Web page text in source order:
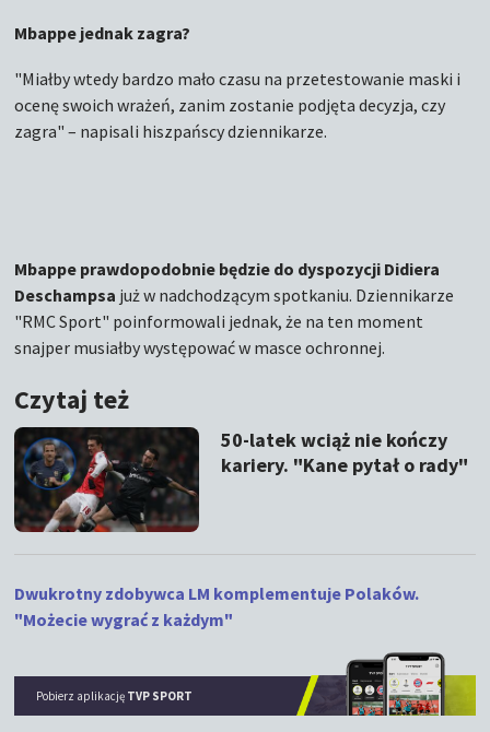
Mbappe jednak zagra?
"Miałby wtedy bardzo mało czasu na przetestowanie maski i
ocenę swoich wrażeń, zanim zostanie podjęta decyzja, czy
zagra" – napisali hiszpańscy dziennikarze.
Mbappe prawdopodobnie będzie do dyspozycji Didiera
Deschampsa już w nadchodzącym spotkaniu. Dziennikarze
"RMC Sport" poinformowali jednak, że na ten moment
snajper musiałby występować w masce ochronnej.
Czytaj też
50-latek wciąż nie kończy
kariery. "Kane pytał o rady"
Dwukrotny zdobywca LM komplementuje Polaków.
"Możecie wygrać z każdym"
Pobierz aplikację TVP SPORT